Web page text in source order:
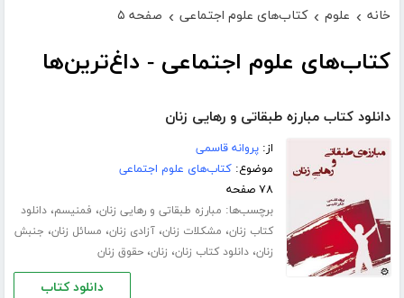
خانه › علوم › کتاب‌های علوم اجتماعی › صفحه ۵
کتاب‌های علوم اجتماعی - داغ‌ترین‌ها
دانلود کتاب مبارزه طبقاتی و رهایی زنان
از:پروانه قاسمی
موضوع:کتاب‌های علوم اجتماعی
۷۸ صفحه
برچسب‌ها: مبارزه طبقاتی و رهایی زنان، فمنیسم،دانلود
کتاب زنان، مشکلات زنان،آزادی زنان، مسائل زنان، جنبش
زنان،دانلود کتاب زنان، زنان،حقوق زنان
دانلود کتاب